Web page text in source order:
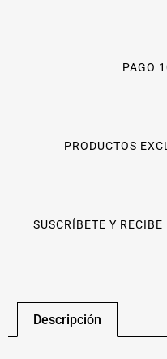
PAGO
PRODUCTOS
SUSCRÍBETE Y
Descripción